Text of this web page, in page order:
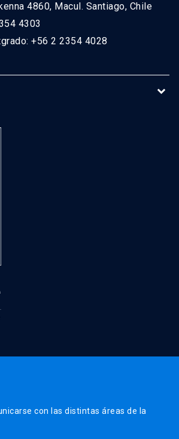
4860, Macul. Santiago, Chile
4303
+56 2 2354 4028
con las distintas áreas de la